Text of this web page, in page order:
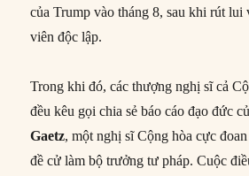
của Trump vào tháng 8, sau khi rút
viên độc lập.
Trong khi đó, các thượng nghị sĩ cả
đều kêu gọi chia sẻ báo cáo đạo đức
Gaetz, một nghị sĩ Cộng hòa cực
đề cử làm bộ trưởng tư pháp. Cuộc